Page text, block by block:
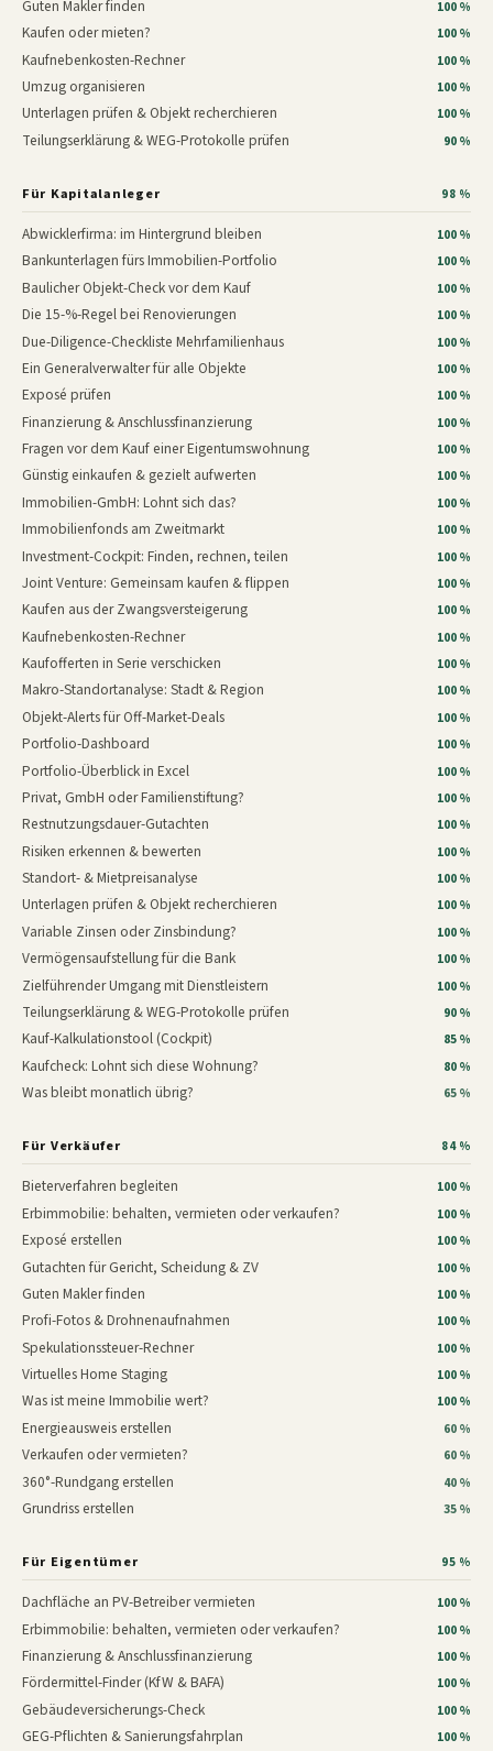
Guten Makler finden 100 %
Kaufen oder mieten? 100 %
Kaufnebenkosten-Rechner 100 %
Umzug organisieren 100 %
Unterlagen prüfen & Objekt recherchieren 100 %
Teilungserklärung & WEG-Protokolle prüfen 90 %
Für Kapitalanleger 98 %
Abwicklerfirma: im Hintergrund bleiben 100 %
Bankunterlagen fürs Immobilien-Portfolio 100 %
Baulicher Objekt-Check vor dem Kauf 100 %
Die 15-%-Regel bei Renovierungen 100 %
Due-Diligence-Checkliste Mehrfamilienhaus 100 %
Ein Generalverwalter für alle Objekte 100 %
Exposé prüfen 100 %
Finanzierung & Anschlussfinanzierung 100 %
Fragen vor dem Kauf einer Eigentumswohnung 100 %
Günstig einkaufen & gezielt aufwerten 100 %
Immobilien-GmbH: Lohnt sich das? 100 %
Immobilienfonds am Zweitmarkt 100 %
Investment-Cockpit: Finden, rechnen, teilen 100 %
Joint Venture: Gemeinsam kaufen & flippen 100 %
Kaufen aus der Zwangsversteigerung 100 %
Kaufnebenkosten-Rechner 100 %
Kaufofferten in Serie verschicken 100 %
Makro-Standortanalyse: Stadt & Region 100 %
Objekt-Alerts für Off-Market-Deals 100 %
Portfolio-Dashboard 100 %
Portfolio-Überblick in Excel 100 %
Privat, GmbH oder Familienstiftung? 100 %
Restnutzungsdauer-Gutachten 100 %
Risiken erkennen & bewerten 100 %
Standort- & Mietpreisanalyse 100 %
Unterlagen prüfen & Objekt recherchieren 100 %
Variable Zinsen oder Zinsbindung? 100 %
Vermögensaufstellung für die Bank 100 %
Zielführender Umgang mit Dienstleistern 100 %
Teilungserklärung & WEG-Protokolle prüfen 90 %
Kauf-Kalkulationstool (Cockpit) 85 %
Kaufcheck: Lohnt sich diese Wohnung? 80 %
Was bleibt monatlich übrig? 65 %
Für Verkäufer 84 %
Bieterverfahren begleiten 100 %
Erbimmobilie: behalten, vermieten oder verkaufen? 100 %
Exposé erstellen 100 %
Gutachten für Gericht, Scheidung & ZV 100 %
Guten Makler finden 100 %
Profi-Fotos & Drohnenaufnahmen 100 %
Spekulationssteuer-Rechner 100 %
Virtuelles Home Staging 100 %
Was ist meine Immobilie wert? 100 %
Energieausweis erstellen 60 %
Verkaufen oder vermieten? 60 %
360°-Rundgang erstellen 40 %
Grundriss erstellen 35 %
Für Eigentümer 95 %
Dachfläche an PV-Betreiber vermieten 100 %
Erbimmobilie: behalten, vermieten oder verkaufen? 100 %
Finanzierung & Anschlussfinanzierung 100 %
Fördermittel-Finder (KfW & BAFA) 100 %
Gebäudeversicherungs-Check 100 %
GEG-Pflichten & Sanierungsfahrplan 100 %